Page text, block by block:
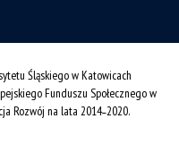
Śląskiego w Katowicach
Funduszu Społecznego w
Rozwój na lata 2014˗2020.